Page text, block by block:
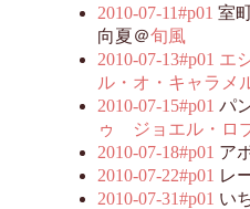
2010-07-11#p01 室
向夏＠旬風
2010-07-13#p01 エ
ル・オ・キャラメ
2010-07-15#p01 パ
ゥ ジョエル・ロ
2010-07-18#p01 ア
2010-07-22#p01 レ
2010-07-31#p01 い